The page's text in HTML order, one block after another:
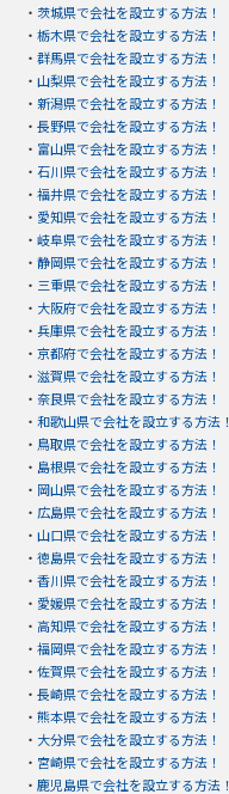
・ 茨城県で会社を設立する方法！
・ 栃木県で会社を設立する方法！
・ 群馬県で会社を設立する方法！
・ 山梨県で会社を設立する方法！
・ 新潟県で会社を設立する方法！
・ 長野県で会社を設立する方法！
・ 富山県で会社を設立する方法！
・ 石川県で会社を設立する方法！
・ 福井県で会社を設立する方法！
・ 愛知県で会社を設立する方法！
・ 岐阜県で会社を設立する方法！
・ 静岡県で会社を設立する方法！
・ 三重県で会社を設立する方法！
・ 大阪府で会社を設立する方法！
・ 兵庫県で会社を設立する方法！
・ 京都府で会社を設立する方法！
・ 滋賀県で会社を設立する方法！
・ 奈良県で会社を設立する方法！
・ 和歌山県で会社を設立する方法！
・ 鳥取県で会社を設立する方法！
・ 島根県で会社を設立する方法！
・ 岡山県で会社を設立する方法！
・ 広島県で会社を設立する方法！
・ 山口県で会社を設立する方法！
・ 徳島県で会社を設立する方法！
・ 香川県で会社を設立する方法！
・ 愛媛県で会社を設立する方法！
・ 高知県で会社を設立する方法！
・ 福岡県で会社を設立する方法！
・ 佐賀県で会社を設立する方法！
・ 長崎県で会社を設立する方法！
・ 熊本県で会社を設立する方法！
・ 大分県で会社を設立する方法！
・ 宮崎県で会社を設立する方法！
・ 鹿児島県で会社を設立する方法！